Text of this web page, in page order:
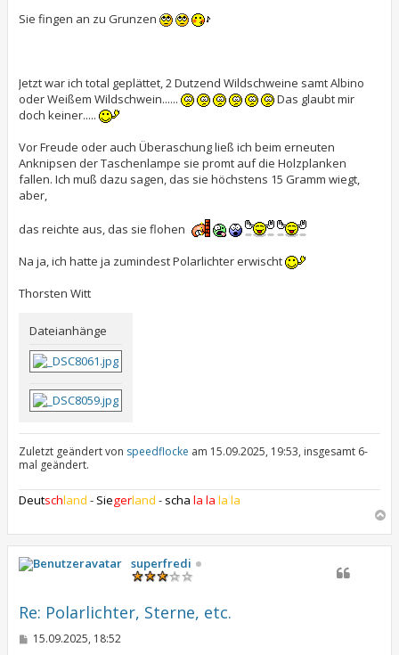
Sie fingen an zu Grunzen
Jetzt war ich total geplättet, 2 Dutzend Wildschweine samt Albino
oder Weißem Wildschwein......
Das glaubt mir
doch keiner.....
Vor Freude oder auch Überaschung ließ ich beim erneuten
Anknipsen der Taschenlampe sie promt auf die Holzplanken
fallen. Ich muß dazu sagen, das sie höchstens 15 Gramm wiegt,
aber,
das reichte aus, das sie flohen
Na ja, ich hatte ja zumindest Polarlichter erwischt
Thorsten Witt
Dateianhänge
Zuletzt geändert von speedflocke am 15.09.2025, 19:53, insgesamt 6-
mal geändert.
Deutschland - Siegerland - scha la la la la
c
superfredi
Re: Polarlichter, Sterne, etc.
B15.09.2025, 18:52